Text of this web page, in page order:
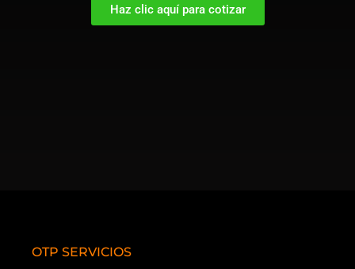
Haz clic aquí para cotizar
OTP SERVICIOS